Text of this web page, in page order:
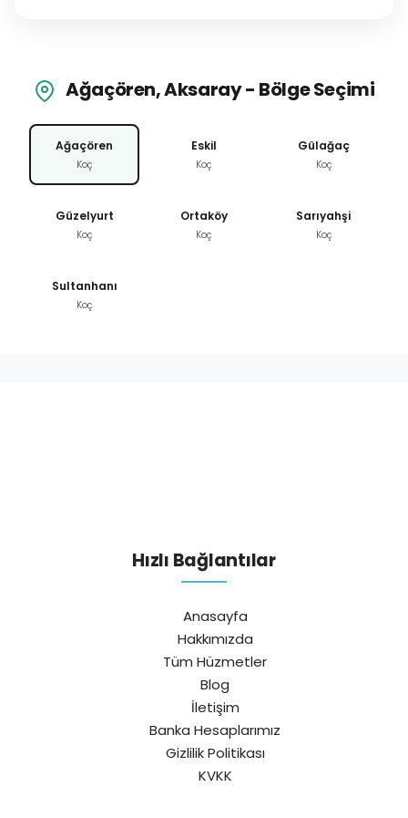
Ağaçören, Aksaray - Bölge Seçimi
Ağaçören
Koç
Eskil
Koç
Gülağaç
Koç
Güzelyurt
Koç
Ortaköy
Koç
Sarıyahşi
Koç
Sultanhanı
Koç
Hızlı Bağlantılar
Anasayfa
Hakkımızda
Tüm Hüzmetler
Blog
İletişim
Banka Hesaplarımız
Gizlilik Politikası
KVKK